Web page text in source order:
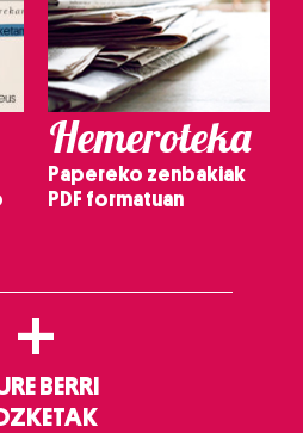
Hemeroteka
Papereko zenbakiak
PDF formatuan
+
BERRI